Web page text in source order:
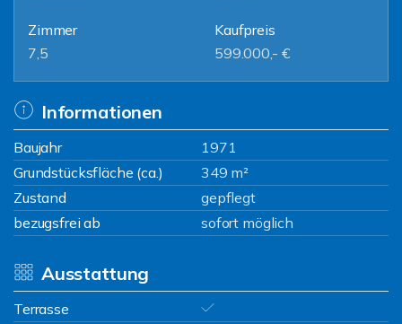
Zimmer
7,5
Kaufpreis
599.000,- €
Informationen
Baujahr
1971
Grundstücksfläche (ca.)
349 m²
Zustand
gepflegt
bezugsfrei ab
sofort möglich
Ausstattung
Terrasse